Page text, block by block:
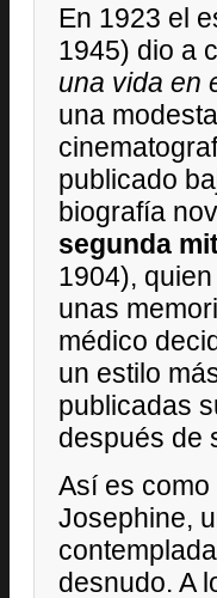
En 1923 el
1945) dio a
una vida en
una
publicado
biografía
segunda
1904),
unas
médico
un estilo
publicadas
después de
Así es
Josephine,
desnudo. A